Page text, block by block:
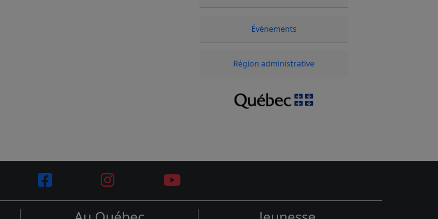
Évènements
Région administrative